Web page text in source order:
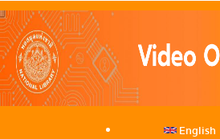
English